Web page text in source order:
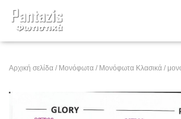
Αρχική σελίδα / Μονόφωτα / Μονόφωτα Κλασικά /